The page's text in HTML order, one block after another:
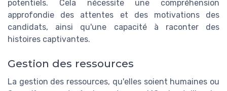
potentiels. Cela nécessite une compréhension
approfondie des attentes et des motivations des
candidats, ainsi qu'une capacité à raconter des
histoires captivantes.
Gestion des ressources
La gestion des ressources, qu'elles soient humaines ou